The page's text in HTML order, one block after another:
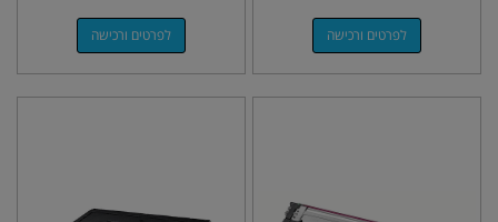
לפרטים ורכישה לפרטים ורכישה